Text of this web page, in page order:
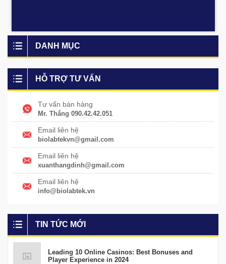
DANH MỤC
HỖ TRỢ TƯ VẤN
Tư vấn bán hàng
Mr. Thắng 090.42.42.051
Email liên hệ
biolabtekvn@gmail.com
Email liên hệ
xuanthangdinh@gmail.com
Email liên hệ
info@biolabtek.vn
TIN TỨC MỚI
Leading 10 Online Casinos: Best Bonuses and
Player Experience in 2024